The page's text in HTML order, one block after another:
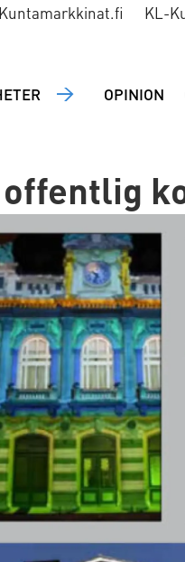
Kuntamarkkinat.fi KL-
OPINION